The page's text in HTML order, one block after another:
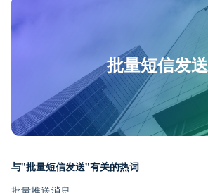
批量短信发送
与"批量短信发送"有关的热词